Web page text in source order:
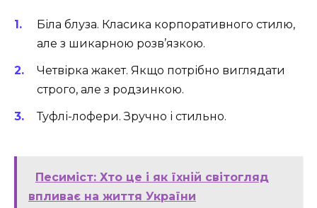
Біла блуза. Класика корпоративного стилю,
але з шикарною розв’язкою.
Четвірка жакет. Якщо потрібно виглядати
строго, але з родзинкою.
Туфлі-лофери. Зручно і стильно.
Песиміст: Хто це і як їхній світогляд
впливає на життя України